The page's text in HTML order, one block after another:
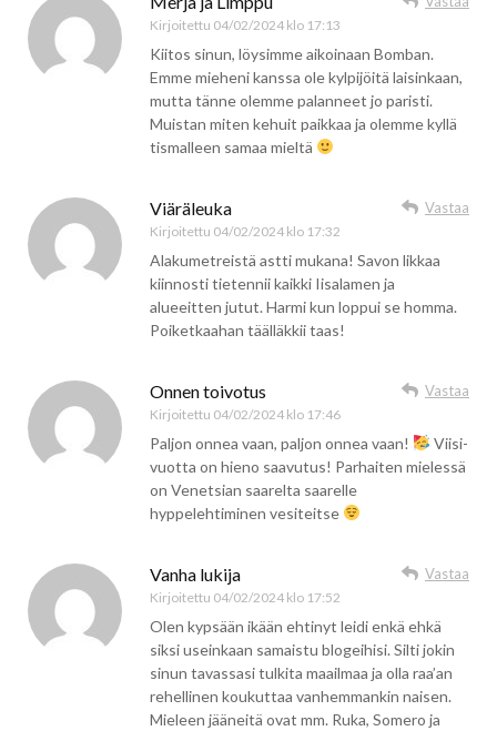
Kirjoitettu 04/02/2024 klo 17:13
Kiitos sinun, löysimme aikoinaan Bomban.
Emme mieheni kanssa ole kylpijöitä laisinkaan,
mutta tänne olemme palanneet jo paristi.
Muistan miten kehuit paikkaa ja olemme kyllä
tismalleen samaa mieltä
Viäräleuka
Kirjoitettu 04/02/2024 klo 17:32
Vastaa
Alakumetreistä astti mukana! Savon likkaa
kiinnosti tietennii kaikki Iisalamen ja
alueeitten jutut. Harmi kun loppui se homma.
Poiketkaahan täälläkkii taas!
Onnen toivotus
Kirjoitettu 04/02/2024 klo 17:46
Vastaa
Paljon onnea vaan, paljon onnea vaan!
Viisi-
vuotta on hieno saavutus! Parhaiten mielessä
on Venetsian saarelta saarelle
hyppelehtiminen vesiteitse
Vanha lukija
Kirjoitettu 04/02/2024 klo 17:52
Vastaa
Olen kypsään ikään ehtinyt leidi enkä ehkä
siksi useinkaan samaistu blogeihisi. Silti jokin
sinun tavassasi tulkita maailmaa ja olla raa’an
rehellinen koukuttaa vanhemmankin naisen.
Mieleen jääneitä ovat mm. Ruka, Somero ja